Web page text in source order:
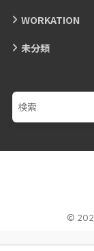
WORKATION
未分類
©